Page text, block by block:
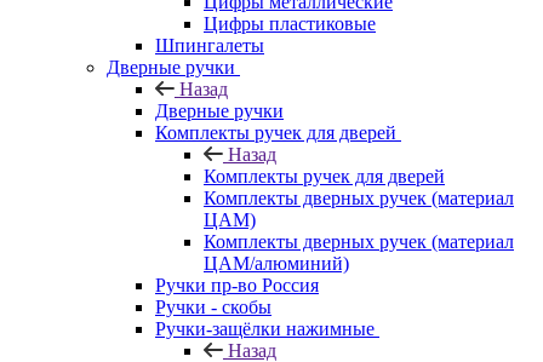
Цифры пластиковые
Шпингалеты
Дверные ручки
Назад
Дверные ручки
Комплекты ручек для дверей
Назад
Комплекты ручек для дверей
Комплекты дверных ручек (материал
ЦАМ)
Комплекты дверных ручек (материал
ЦАМ/алюминий)
Ручки пр-во Россия
Ручки - скобы
Ручки-защёлки нажимные
Назад